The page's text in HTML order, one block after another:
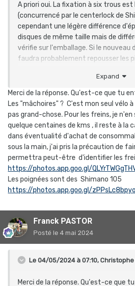
A priori oui. La fixation à six trous est
(concurrencé par le centerlock de
cependant une légère différence
disques de même taille mais de
vérifie sur l'emballage. Si le nouveau
faudra probablement repousser les
J'ai aussi des freins TRP (Hylex),
curiosité ?
Expand
Merci de la réponse. Qu'est-ce que tu
Les "mâchoires" ? C'est mon seul vélo
pas grand-chose. Pour les freins, je n'en
quelque centaines de kms , il reste à la
dans éventualité d'achat de
sous la main, j'ai pris la précaution de
permettra peut-être d'identifier les
https://photos.app.goo.gl/
Les poignées sont des Shimano 105
https://photos.app.goo.gl/
Franck PASTOR
Posté le 4 mai 2024
Le 04/05/2024 à 07:10, Christophe
Merci de la réponse. Qu'est-ce que